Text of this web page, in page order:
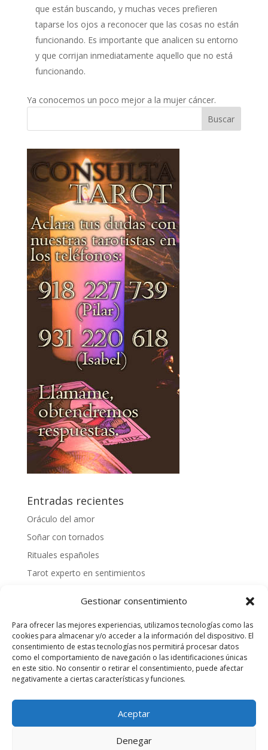
Gestionar consentimiento
Para ofrecer las mejores experiencias, utilizamos tecnologías como las
cookies para almacenar y/o acceder a la información del dispositivo. El
consentimiento de estas tecnologías nos permitirá procesar datos
como el comportamiento de navegación o las identificaciones únicas
en este sitio. No consentir o retirar el consentimiento, puede afectar
negativamente a ciertas características y funciones.
Aceptar
Denegar
que están buscando, y muchas veces prefieren
taparse los ojos a reconocer que las cosas no están
funcionando. Es importante que analicen su entorno
y que corrijan inmediatamente aquello que no está
funcionando.
Ya conocemos un poco mejor a la mujer cáncer.
Entradas recientes
Oráculo del amor
Soñar con tornados
Rituales españoles
Tarot experto en sentimientos
¿Cómo hacer una tirada personalizada?
Videntes 20 años de experiencia
Tarotista honesta
Quiero saber mi suerte
Servicio de Entretenimiento para adultos, SOLO